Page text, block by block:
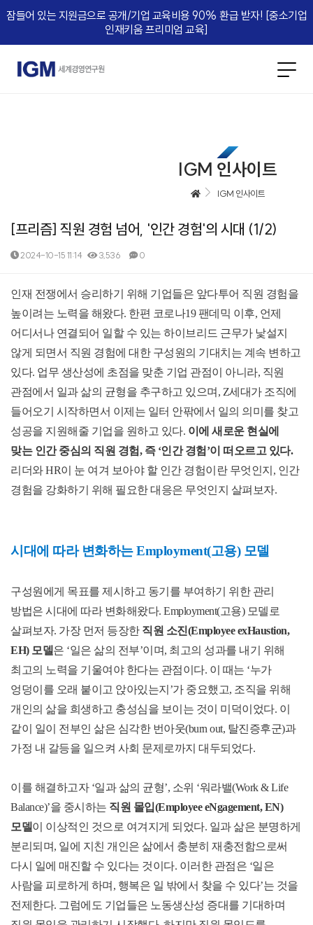
잠들어 있는 지원금으로 공개/기업 교육비용 90% 환급 받자! [중소기업
인재키움 프리미엄 교육]​
IGM 인사이트
IGM 인사이트
[프리즘] 직원 경험 넘어, '인간 경험'의 시대 (1/2)
2024-10-15 11:14 3,536 0
본문
인재 전쟁에서 승리하기 위해 기업들은 앞다투어 직원 경험을
높이려는 노력을 해왔다. 한편 코로나19 팬데믹 이후, 언제
어디서나 연결되어 일할 수 있는 하이브리드 근무가 낯설지
않게 되면서 직원 경험에 대한 구성원의 기대치는 계속 변하고
있다. 업무 생산성에 초점을 맞춘 기업 관점이 아니라, 직원
관점에서 일과 삶의 균형을 추구하고 있으며, Z세대가 조직에
들어오기 시작하면서 이제는 일터 안팎에서 일의 의미를 찾고
성공을 지원해줄 기업을 원하고 있다. 이에 새로운 현실에
맞는 인간 중심의 직원 경험, 즉 ‘인간 경험’이 떠오르고 있다.
리더와 HR이 눈 여겨 보아야 할 인간 경험이란 무엇인지, 인간
경험을 강화하기 위해 필요한 대응은 무엇인지 살펴보자.
시대에 따라 변화하는 Employment(고용) 모델
구성원에게 목표를 제시하고 동기를 부여하기 위한 관리
방법은 시대에 따라 변화해왔다. Employment(고용) 모델로
살펴보자. 가장 먼저 등장한 직원 소진(Employee exHaustion,
EH) 모델은 ‘일은 삶의 전부’이며, 최고의 성과를 내기 위해
최고의 노력을 기울여야 한다는 관점이다. 이 때는 ‘누가
엉덩이를 오래 붙이고 앉아있는지’가 중요했고, 조직을 위해
개인의 삶을 희생하고 충성심을 보이는 것이 미덕이었다. 이
같이 일이 전부인 삶은 심각한 번아웃(burn out, 탈진증후군)과
가정 내 갈등을 일으켜 사회 문제로까지 대두되었다.
이를 해결하고자 ‘일과 삶의 균형’, 소위 ‘워라밸(Work & Life
Balance)’을 중시하는 직원 몰입(Employee eNgagement, EN)
모델이 이상적인 것으로 여겨지게 되었다. 일과 삶은 분명하게
분리되며, 일에 지친 개인은 삶에서 충분히 재충전함으로써
다시 일에 매진할 수 있다는 것이다. 이러한 관점은 ‘일은
사람을 피로하게 하며, 행복은 일 밖에서 찾을 수 있다’는 것을
전제한다. 그럼에도 기업들은 노동생산성 증대를 기대하며